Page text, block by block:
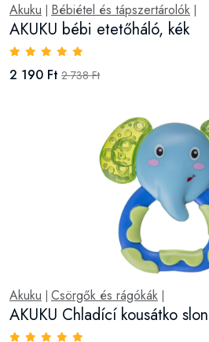
Akuku Bébiétel és tápszertárolók
AKUKU bébi etetőháló, kék
2 190 Ft 2 738 Ft
Akuku Csörgők és rágókák
AKUKU Chladící kousátko slon